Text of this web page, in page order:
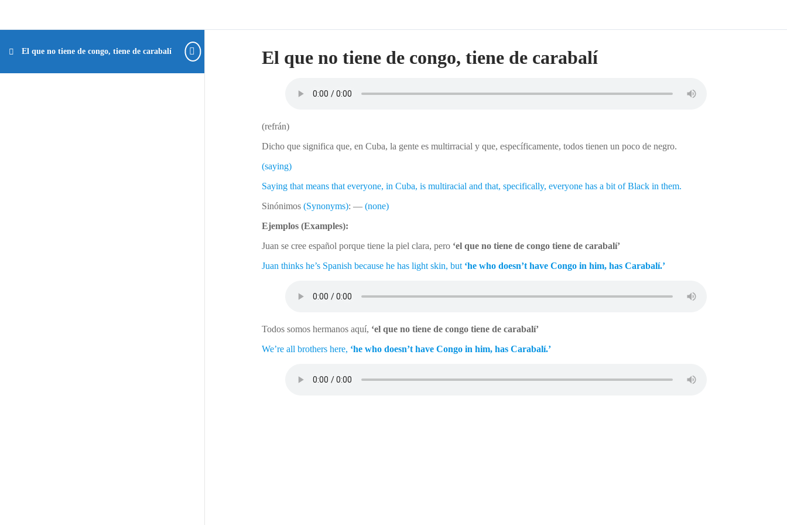
El que no tiene de congo, tiene de carabalí El que no tiene de congo, tiene de carabalí
(refrán)
Dicho que significa que, en Cuba, la gente es multirracial y que, específicamente, todos tienen un poco de negro.
(saying)
Saying that means that everyone, in Cuba, is multiracial and that, specifically, everyone has a bit of Black in them.
Sinónimos (Synonyms): — (none)
Ejemplos (Examples):
Juan se cree español porque tiene la piel clara, pero ‘el que no tiene de congo tiene de carabalí’
Juan thinks he’s Spanish because he has light skin, but ‘he who doesn’t have Congo in him, has Carabalí.’
Todos somos hermanos aquí, ‘el que no tiene de congo tiene de carabalí’
We’re all brothers here, ‘he who doesn’t have Congo in him, has Carabalí.’